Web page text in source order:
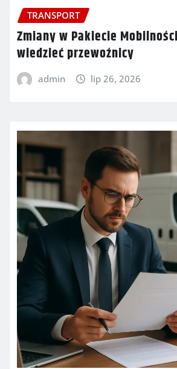
TRANSPORT
Zmiany w Pakiecie
wiedzieć przewoźnicy
admin lip 26, 2026